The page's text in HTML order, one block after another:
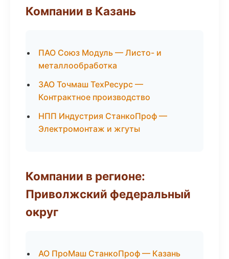
Компании в Казань
ПАО Союз Модуль — Листо- и
металлообработка
ЗАО Точмаш ТехРесурс —
Контрактное производство
НПП Индустрия СтанкоПроф —
Электромонтаж и жгуты
Компании в регионе:
Приволжский федеральный
округ
АО ПроМаш СтанкоПроф — Казань